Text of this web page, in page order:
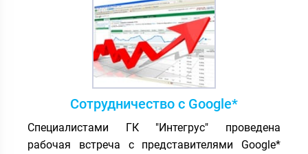
Сотрудничество с Google*
Специалистами ГК "Интегрус" проведена
рабочая встреча с представителями Google*